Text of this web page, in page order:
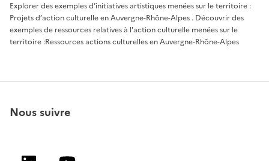
Explorer des exemples d’initiatives artistiques menées sur le territoire :
Projets d’action culturelle en Auvergne-Rhône-Alpes . Découvrir des
exemples de ressources relatives à l'action culturelle menées sur le
territoire :Ressources actions culturelles en Auvergne-Rhône-Alpes
Nous suivre